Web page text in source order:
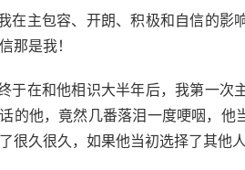
在主包容、开朗、积极和自信的影
那是我！
于在和他相识大半年后，我第一次
的他，竟然几番落泪一度哽咽，他
很久很久，如果他当初选择了其他